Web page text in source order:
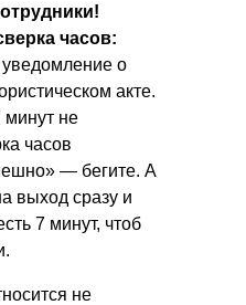
часов:
о
акте.
минут не
часов
— бегите. А
выход сразу и
7 минут, чтоб
не